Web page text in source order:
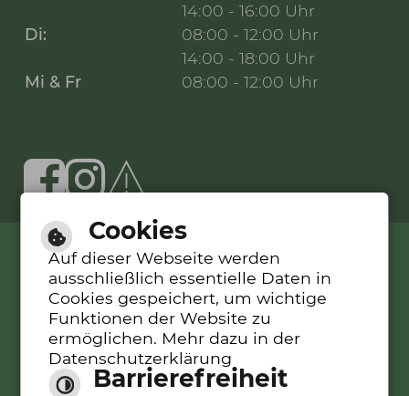
14:00 - 16:00 Uhr
Di:
08:00 - 12:00 Uhr
14:00 - 18:00 Uhr
Mi & Fr
08:00 - 12:00 Uhr
Leichte Sprache
Gebärdensprache
Barrierefreie Ansicht
Cookies
Auf dieser Webseite werden
ausschließlich essentielle Daten in
Cookies gespeichert, um wichtige
Funktionen der Website zu
ermöglichen. Mehr dazu in der
Datenschutzerklärung
Barrierefreiheit